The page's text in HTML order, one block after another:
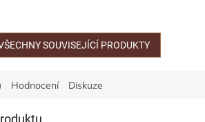
SOUVISEJÍCÍ PRODUKTY
Hodnocení Diskuze